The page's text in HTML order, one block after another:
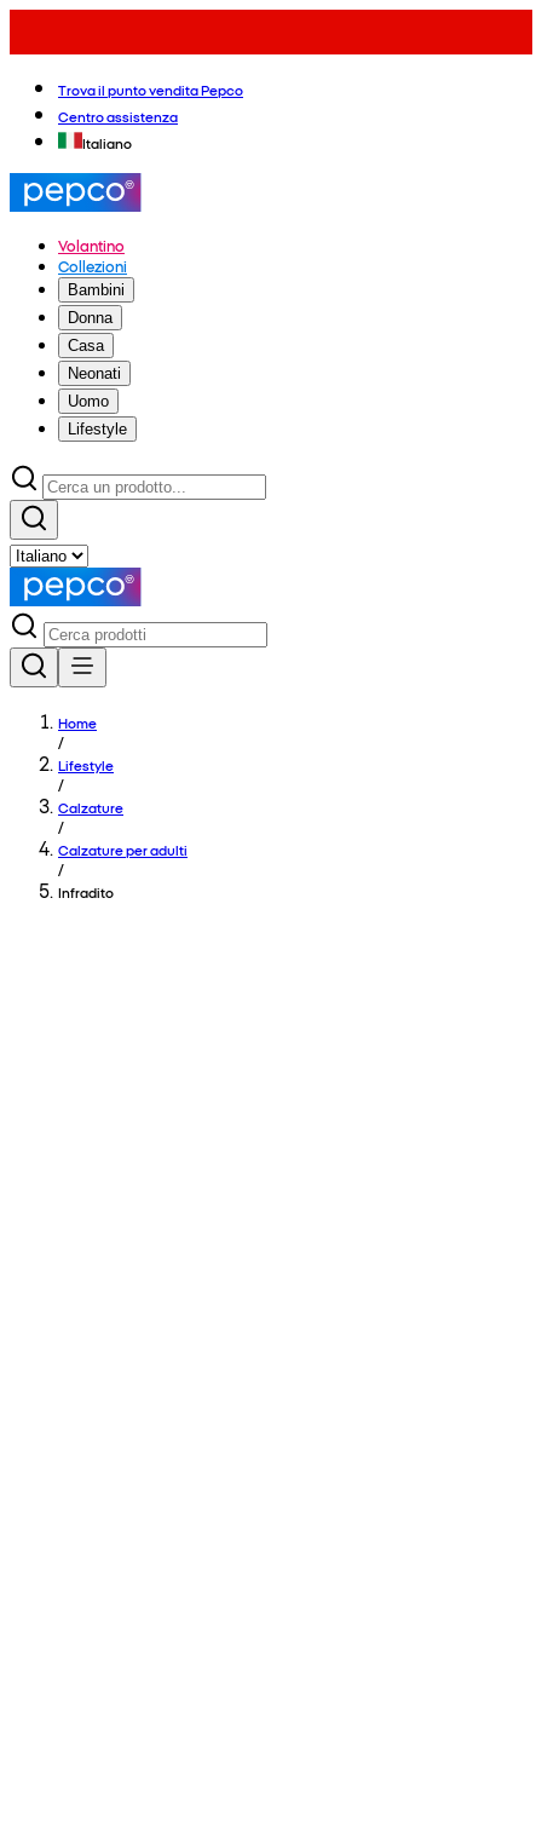
Trova il punto vendita Pepco
Centro assistenza
Italiano
Volantino
Collezioni
Bambini
Donna
Casa
Neonati
Uomo
Lifestyle
Home
/
Lifestyle
/
Calzature
/
Calzature per adulti
/
Infradito